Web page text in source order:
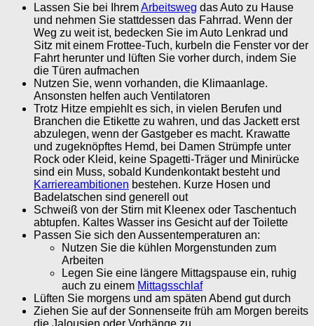
Lassen Sie bei IhremArbeitsweg das Auto zu Hause
und nehmen Sie stattdessen das Fahrrad. Wenn der
Weg zu weit ist, bedecken Sie im Auto Lenkrad und
Sitz mit einem Frottee-Tuch, kurbeln die Fenster vor der
Fahrt herunter und lüften Sie vorher durch, indem Sie
die Türen aufmachen
Nutzen Sie, wenn vorhanden, die Klimaanlage.
Ansonsten helfen auch Ventilatoren
Trotz Hitze empiehlt es sich, in vielen Berufen und
Branchen die Etikette zu wahren, und das Jackett erst
abzulegen, wenn der Gastgeber es macht. Krawatte
und zugeknöpftes Hemd, bei Damen Strümpfe unter
Rock oder Kleid, keine Spagetti-Träger und Minirücke
sind ein Muss, sobald Kundenkontakt besteht und
Karriereambitionen bestehen. Kurze Hosen und
Badelatschen sind generell out
Schweiß von der Stirn mit Kleenex oder Taschentuch
abtupfen. Kaltes Wasser ins Gesicht auf der Toilette
Passen Sie sich den Aussentemperaturen an:
Nutzen Sie die kühlen Morgenstunden zum
Arbeiten
Legen Sie eine längere Mittagspause ein, ruhig
auch zu einem Mittagsschlaf
Lüften Sie morgens und am späten Abend gut durch
Ziehen Sie auf der Sonnenseite früh am Morgen bereits
die Jalousien oder Vorhänge zu